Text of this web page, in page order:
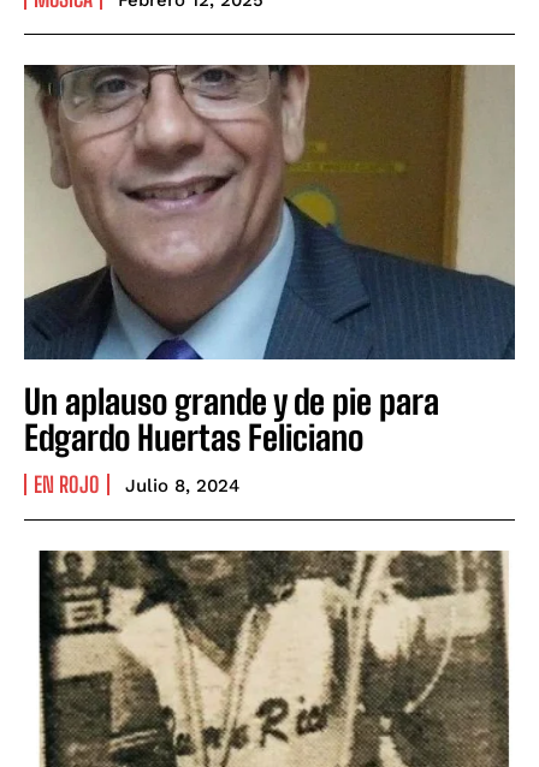
Un aplauso grande y de pie para
Edgardo Huertas Feliciano
EN ROJO Julio 8, 2024